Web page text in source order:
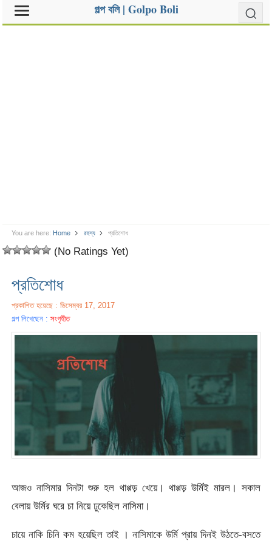
গল্প বলি | Golpo Boli
You are here: Home রহস্য প্রতিশোধ
(No Ratings Yet)
প্রতিশোধ
প্রকাশিত হয়েছে : ডিসেম্বর 17, 2017
গল্প লিখেছেন :সংগৃহীত
আজও নাসিমার দিনটা শুরু হল থাপ্পড় খেয়ে। থাপ্পড় উর্মিই মারল। সকাল
বেলায় উর্মির ঘরে চা নিয়ে ঢুকেছিল নাসিমা।
চায়ে নাকি চিনি কম হয়েছিল তাই । নাসিমাকে উর্মি প্রায় দিনই উঠতে-বসতে